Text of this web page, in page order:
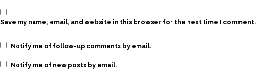
Save my name, email, and website in this browser for the next time I comment.
Notify me of follow-up comments by email.
Notify me of new posts by email.